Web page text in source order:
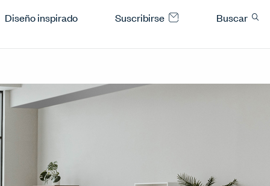
Diseño inspirado Suscribirse Buscar